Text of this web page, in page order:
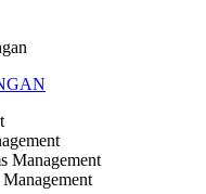
Management